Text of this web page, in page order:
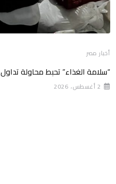
أخبار مصر
“سلامة الغذاء” تحبط محاولة تداول 91 طنًا من الدواجن
2 أغسطس، 2026